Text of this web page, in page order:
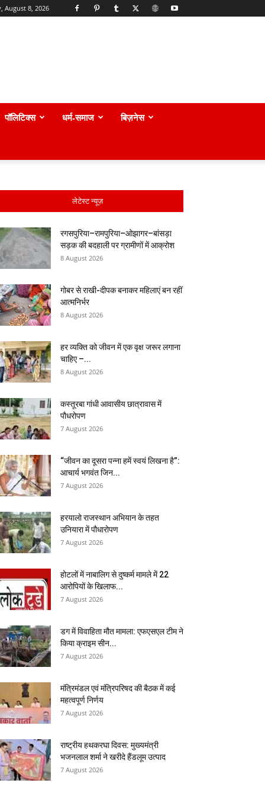
August 8, 2026
पॉलिटिक्स धर्म-समाज बिज़नेस
लेटेस्ट न्यूज़
रगसपुरिया–रामपुरिया–ओझागर–बांसड़ा
सड़क की बदहाली पर ग्रामीणों में आक्रोश
8 August 2026
गोबर से राखी-दीपक बनाकर महिलाएं बन रहीं
आत्मनिर्भर
8 August 2026
हर व्यक्ति को जीवन में एक वृक्ष जरूर लगाना
चाहिए –...
8 August 2026
कस्तूरबा गांधी आवासीय छात्रावास में
पौधरोपण
7 August 2026
“जीवन का दूसरा पन्ना हमें स्वयं लिखना है”:
आचार्य भगवंत जिन...
7 August 2026
हरयालो राजस्थान अभियान के तहत
उनियारा में पौधारोपण
7 August 2026
होटलों में नाबालिग से दुष्कर्म मामले में 22
आरोपियों के खिलाफ...
7 August 2026
डग में विवाहिता मौत मामला: एफएसएल टीम ने
किया क्राइम सीन...
7 August 2026
मंत्रिमंडल एवं मंत्रिपरिषद की बैठक में कई
महत्वपूर्ण निर्णय
7 August 2026
राष्ट्रीय हथकरघा दिवस: मुख्यमंत्री
भजनलाल शर्मा ने खरीदे हैंडलूम उत्पाद
7 August 2026